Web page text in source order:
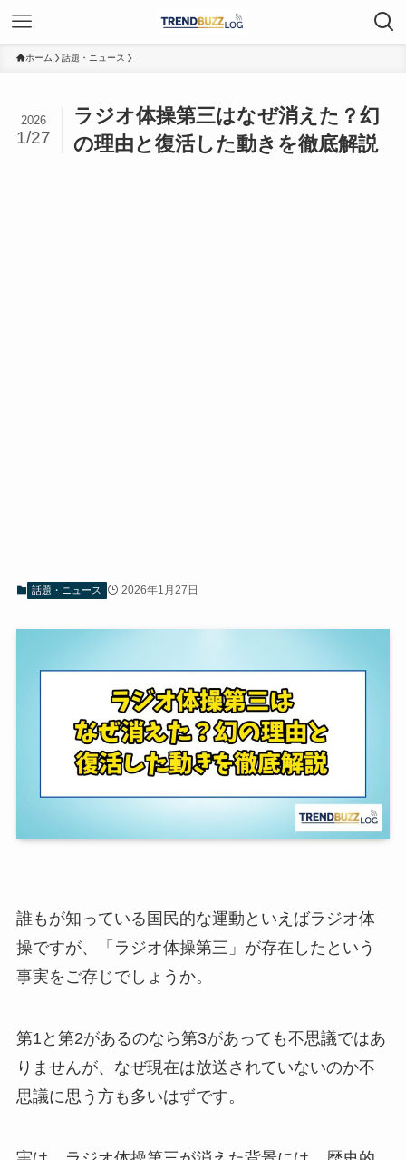
ホーム 話題・ニュース
ラジオ体操第三はなぜ消えた？幻
の理由と復活した動きを徹底解説
2026
1/27
話題・ニュース 2026年1月27日
誰もが知っている国民的な運動といえばラジオ体
操ですが、「ラジオ体操第三」が存在したという
事実をご存じでしょうか。
第1と第2があるのなら第3があっても不思議ではあ
りませんが、なぜ現在は放送されていないのか不
思議に思う方も多いはずです。